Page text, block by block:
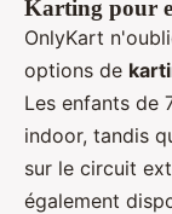
Karting pour
OnlyKart
options de
Les enfants de
indoor, tandis
sur le circuit
également